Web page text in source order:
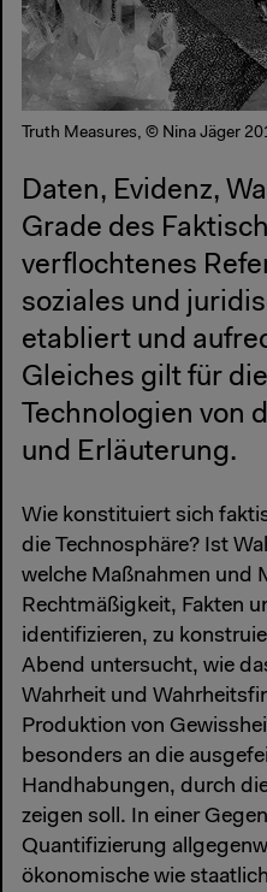
Truth Measures, © Nina Jäger
Daten, Evidenz,
Grade des
verflochtenes
soziales und
etabliert und
Gleiches gilt für
Technologien von
und Erläuterung.
Wie konstituiert sich
die Technosphäre? Ist
welche Maßnahmen und
Rechtmäßigkeit, Fakten
identifizieren, zu
Abend untersucht, wie
Wahrheit und
Produktion von
besonders an die
Handhabungen, durch
zeigen soll. In einer
Quantifizierung
ökonomische wie